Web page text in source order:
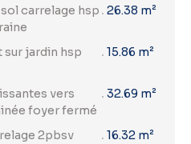
carrelage hsp 26.38 m²
sur jardin hsp
15.86 m²
vers
foyer fermé
32.69 m²
2pbsv
16.32 m²